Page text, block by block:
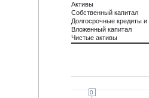
Активы
Собственный капитал
Долгосрочные кредиты
Вложенный капитал
Чистые активы
0
0